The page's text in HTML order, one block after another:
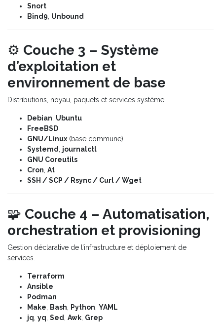
Snort
Bind9 Unbound
⚙️ Couche 3 – Système
d’exploitation et
environnement de base
Distributions, noyau, paquets et services système.
Debian Ubuntu
FreeBSD
GNU/Linux (base commune)
Systemd
journalctl
GNU Coreutils
Cron At
SSH / SCP / Rsync / Curl / Wget
🧩 Couche 4 – Automatisation,
orchestration et provisioning
Gestion déclarative de l’infrastructure et déploiement de
services.
Terraform
Ansible
Podman
Make
Bash Python YAML
jq yq Sed Awk Grep